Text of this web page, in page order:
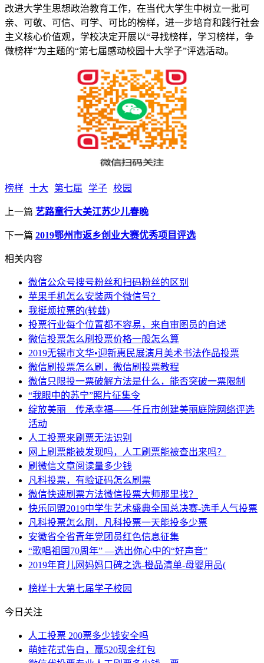
改进大学生思想政治教育工作，在当代大学生中树立一批可
亲、可敬、可信、可学、可比的榜样，进一步培育和践行社会
主义核心价值观，学校决定开展以“寻找榜样，学习榜样，争
做榜样”为主题的“第七届感动校园十大学子”评选活动。
榜样 十大 第七届 学子 校园
上一篇 艺路童行大美江苏少儿春晚
下一篇 2019鄂州市返乡创业大赛优秀项目评选
相关内容
微信公众号搜号粉丝和扫码粉丝的区别
苹果手机怎么安装两个微信号？
我挺烦拉票的(转载)
投票行业每个位置都不容易，来自审图员的自述
微信投票怎么刷投票价格一般怎么算
2019无锡市文华•迎新惠民展演月美术书法作品投票
微信刷投票怎么刷，微信刷投票教程
微信只限投一票破解方法是什么，能否突破一票限制
“我眼中的苏宁”照片征集令
绽放美丽 传承幸福——任丘市创建美丽庭院网络评选
活动
人工投票来刷票无法识别
网上刷票能被发现吗，人工刷票能被查出来吗？
刷微信文章阅读量多少钱
凡科投票，有验证码怎么刷票
微信快速刷票方法微信投票大师那里找？
快乐同盟2019中学生艺术盛典全国总决赛-选手人气投票
凡科投票怎么刷，凡科投票一天能投多少票
安徽省全省青年党团员红色信息征集
“歌唱祖国70周年” —选出你心中的“好声音”
2019年育儿网妈妈口碑之选-橙品清单-母婴用品(
榜样十大第七届学子校园
今日关注
人工投票 200票多少钱安全吗
萌娃花式告白，赢520现金红包